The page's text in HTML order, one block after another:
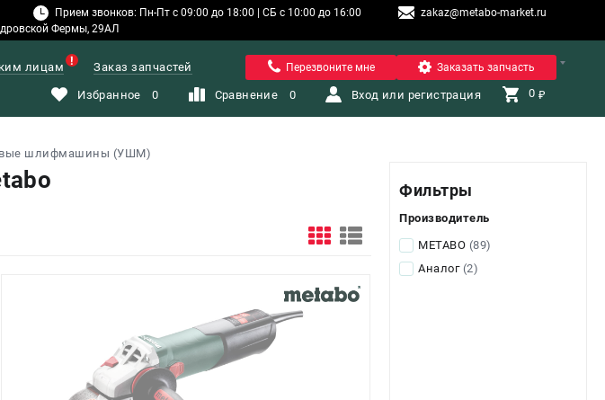
Прием звонков: Пн-Пт с 09:00 до 18:00 | СБ с 10:00 до 16:00
zakaz@metabo-market.ru
Фермы, 29АЛ
Санкт-Петербург
лицам Заказ запчастей Перезвоните мне Заказать запчасть
Избранное 0 Сравнение 0 Вход или регистрация 0 ₽
шлифмашины (УШМ)
Фильтры
Производитель
METABO (89)
Аналог (2)